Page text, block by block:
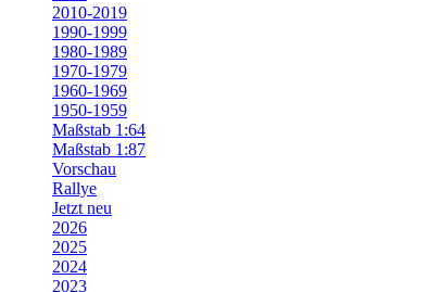
2010-2019
1990-1999
1980-1989
1970-1979
1960-1969
1950-1959
Maßstab 1:64
Maßstab 1:87
Vorschau
Rallye
Jetzt neu
2026
2025
2024
2023